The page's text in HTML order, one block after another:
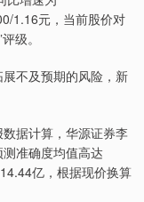
1.16元，当前股价对
级。
不及预期的风险，新
据计算，华源证券李
准确度均值高达
亿，根据现价换算